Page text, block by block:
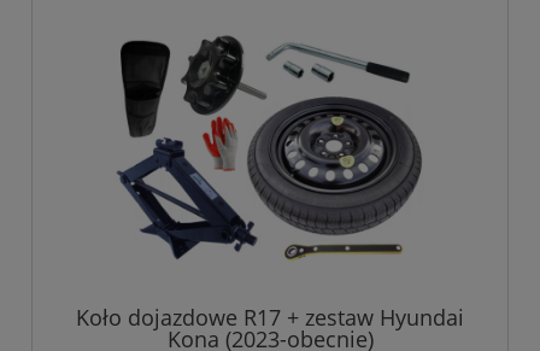
Koło dojazdowe R17 + zestaw Hyundai
Kona (2023-obecnie)